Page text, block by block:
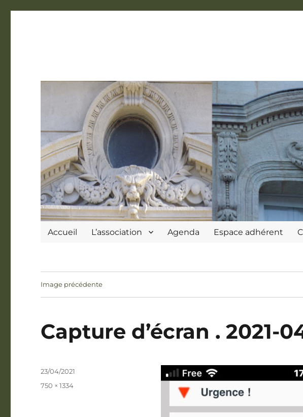
Accueil L’association Agenda Espace adhérent
Image précédente
Capture d’écran . 2021-
Publié
23/04/2021
Taille
750 × 1334